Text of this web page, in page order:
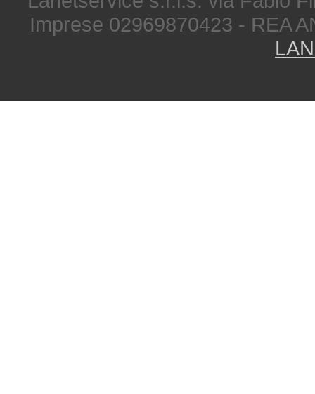
Imprese 02969870423 - REA